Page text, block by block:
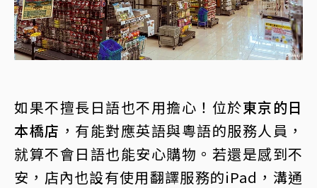
如果不擅長日語也不用擔心！位於東京的日
本橋店 ，有能對應英語與粵語的服務人員，
就算不會日語也能安心購物。若還是感到不
安，店內也設有使用翻譯服務的iPad，溝通